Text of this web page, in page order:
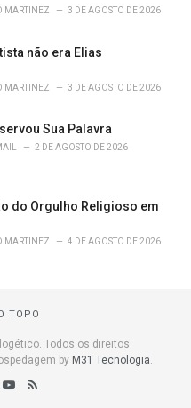
MARTINEZ 3 DE AGOSTO DE 2026
não era Elias
MARTINEZ 3 DE AGOSTO DE 2026
Sua Palavra
2 DE AGOSTO DE 2026
do Orgulho Religioso em
MARTINEZ 4 DE AGOSTO DE 2026
TOPO
Todos os direitos
by M31 Tecnologia